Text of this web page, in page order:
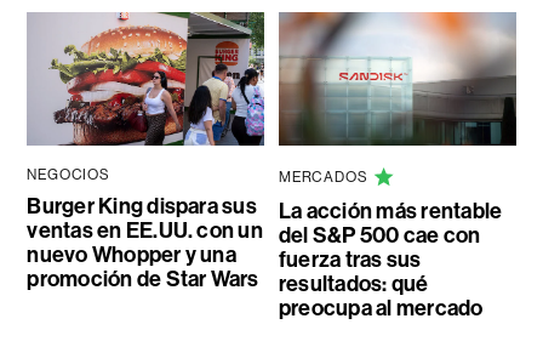
NEGOCIOS
Burger King dispara sus
ventas en EE.UU. con un
nuevo Whopper y una
promoción de Star Wars
MERCADOS
La acción más rentable
del S&P 500 cae con
fuerza tras sus
resultados: qué
preocupa al mercado